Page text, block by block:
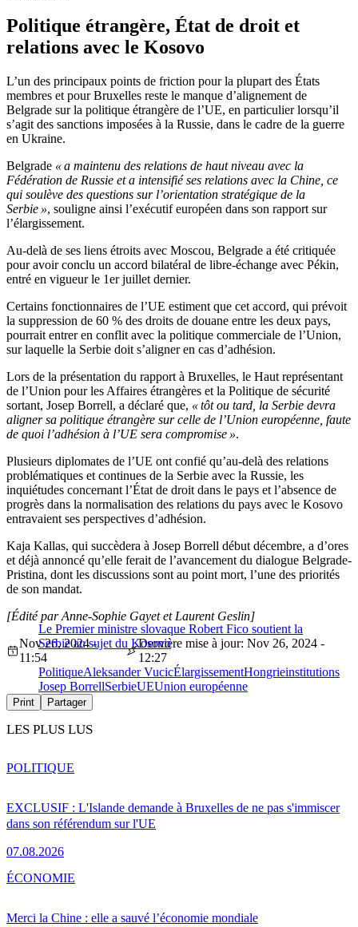
Politique étrangère, État de droit et
relations avec le Kosovo
L’un des principaux points de friction pour la plupart des États
membres et pour Bruxelles reste le manque d’alignement de
Belgrade sur la politique étrangère de l’UE, en particulier lorsqu’il
s’agit des sanctions imposées à la Russie, dans le cadre de la guerre
en Ukraine.
Belgrade « a maintenu des relations de haut niveau avec la
Fédération de Russie et a intensifié ses relations avec la Chine, ce
qui soulève des questions sur l’orientation stratégique de la
Serbie », souligne ainsi l’exécutif européen dans son rapport sur
l’élargissement.
Au-delà de ses liens étroits avec Moscou, Belgrade a été critiquée
pour avoir conclu un accord bilatéral de libre-échange avec Pékin,
entré en vigueur le 1er juillet dernier.
Certains fonctionnaires de l’UE estiment que cet accord, qui prévoit
la suppression de 60 % des droits de douane entre les deux pays,
pourrait entrer en conflit avec la politique commerciale de l’Union,
sur laquelle la Serbie doit s’aligner en cas d’adhésion.
Lors de la présentation du rapport à Bruxelles, le Haut représentant
de l’Union pour les Affaires étrangères et la Politique de sécurité
sortant, Josep Borrell, a déclaré que, « tôt ou tard, la Serbie devra
aligner sa politique étrangère sur celle de l’Union européenne, faute
de quoi l’adhésion à l’UE sera compromise ».
Plusieurs diplomates de l’UE ont confié qu’au-delà des relations
problématiques et continues de la Serbie avec la Russie, les
inquiétudes concernant l’État de droit dans le pays et l’absence de
progrès dans la normalisation des relations du pays avec le Kosovo
entravaient ses perspectives d’adhésion.
Kaja Kallas, qui succèdera à Josep Borrell début décembre, a d’ores
et déjà annoncé qu’elle ferait de l’avancement du dialogue Belgrade-
Pristina, dont les discussions sont au point mort, l’une des priorités
de son mandat.
Le Premier ministre slovaque Robert Fico soutient la
Serbie au sujet du Kosovo
[Édité par Anne-Sophie Gayet et Laurent Geslin]
Nov 26, 2024 -
11:54
Dernière mise à jour: Nov 26, 2024 -
12:27
PolitiqueAleksander VucicÉlargissementHongrieinstitutions
Josep BorrellSerbieUEUnion européenne
Print Partager
LES PLUS LUS
EXCLUSIF : L'Islande demande à Bruxelles de ne pas s'immiscer
dans son référendum sur l'UE
07.08.2026
POLITIQUE
Merci la Chine : elle a sauvé l’économie mondiale
ÉCONOMIE